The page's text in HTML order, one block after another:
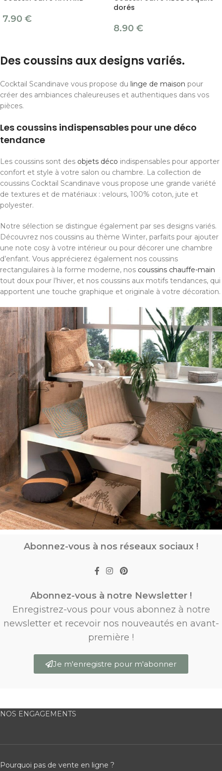
7.90 €
dorés
8.90 €
Des coussins aux designs variés.
Cocktail Scandinave vous propose du linge de maison pour
créer des ambiances chaleureuses et authentiques dans vos
pièces.
Les coussins indispensables pour une déco
tendance
Les coussins sont des objets déco indispensables pour apporter
confort et style à votre salon ou chambre. La collection de
coussins Cocktail Scandinave vous propose une grande variété
de textures et de matériaux : velours, 100% coton, jute et
polyester.
Notre sélection se distingue également par ses designs variés.
Découvrez nos coussins au thème Winter, parfaits pour ajouter
une note cosy à votre intérieur ou pour décorer une chambre
d’enfant. Vous apprécierez également nos coussins
rectangulaires à la forme moderne, nos coussins chauffe-main
tout doux pour l’hiver, et nos coussins aux motifs tendances, qui
apportent une touche graphique et originale à votre décoration.
Abonnez-vous à nos réseaux sociaux !
Abonnez-vous à notre Newsletter !
Enregistrez-vous pour vous abonnez à notre
newsletter et recevoir nos nouveautés en avant-
première !
Je m'enregistre pour m'abonner
NOS ENGAGEMENTS
Pourquoi pas de vente en ligne ?